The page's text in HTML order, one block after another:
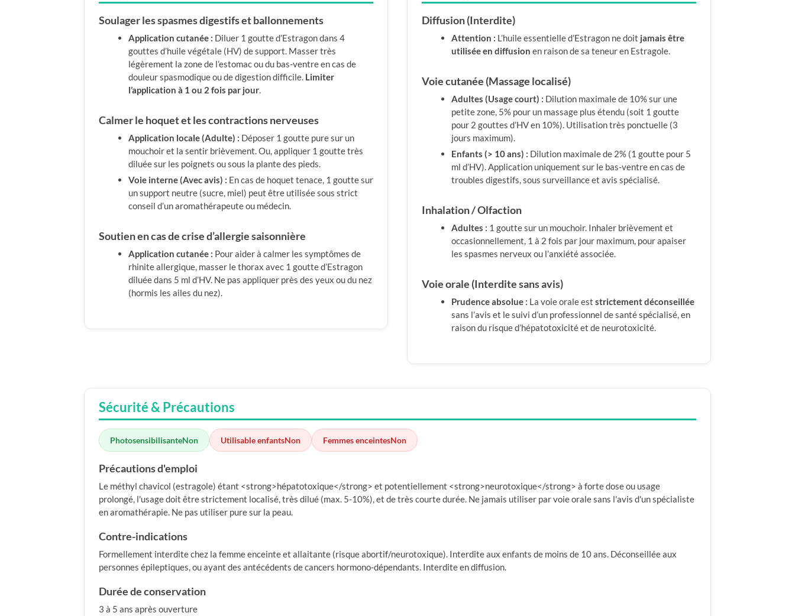
Soulager les spasmes digestifs et ballonnements
Application cutanée : Diluer 1 goutte d’Estragon dans 4
gouttes d’huile végétale (HV) de support. Masser très
légèrement la zone de l’estomac ou du bas-ventre en cas de
douleur spasmodique ou de digestion difficile. Limiter
l’application à 1 ou 2 fois par jour.
Calmer le hoquet et les contractions nerveuses
Application locale (Adulte) : Déposer 1 goutte pure sur un
mouchoir et la sentir brièvement. Ou, appliquer 1 goutte très
diluée sur les poignets ou sous la plante des pieds.
Voie interne (Avec avis) : En cas de hoquet tenace, 1 goutte sur
un support neutre (sucre, miel) peut être utilisée sous strict
conseil d’un aromathérapeute ou médecin.
Soutien en cas de crise d’allergie saisonnière
Application cutanée : Pour aider à calmer les symptômes de
rhinite allergique, masser le thorax avec 1 goutte d’Estragon
diluée dans 5 ml d’HV. Ne pas appliquer près des yeux ou du nez
(hormis les ailes du nez).
Diffusion (Interdite)
Attention : L’huile essentielle d’Estragon ne doit jamais être
utilisée en diffusion en raison de sa teneur en Estragole.
Voie cutanée (Massage localisé)
Adultes (Usage court) : Dilution maximale de 10% sur une
petite zone, 5% pour un massage plus étendu (soit 1 goutte
pour 2 gouttes d’HV en 10%). Utilisation très ponctuelle (3
jours maximum).
Enfants (> 10 ans) : Dilution maximale de 2% (1 goutte pour 5
ml d’HV). Application uniquement sur le bas-ventre en cas de
troubles digestifs, sous surveillance et avis spécialisé.
Inhalation / Olfaction
Adultes : 1 goutte sur un mouchoir. Inhaler brièvement et
occasionnellement, 1 à 2 fois par jour maximum, pour apaiser
les spasmes nerveux ou l’anxiété associée.
Voie orale (Interdite sans avis)
Prudence absolue : La voie orale est strictement déconseillée
sans l’avis et le suivi d’un professionnel de santé spécialisé, en
raison du risque d’hépatotoxicité et de neurotoxicité.
Sécurité & Précautions
PhotosensibilisanteNon Utilisable enfantsNon Femmes enceintesNon
Précautions d'emploi
Le méthyl chavicol (estragole) étant <strong>hépatotoxique</strong> et potentiellement <strong>neurotoxique</strong> à forte dose ou usage
prolongé, l'usage doit être strictement localisé, très dilué (max. 5-10%), et de très courte durée. Ne jamais utiliser par voie orale sans l'avis d'un spécialiste
en aromathérapie. Ne pas utiliser pure sur la peau.
Contre-indications
Formellement interdite chez la femme enceinte et allaitante (risque abortif/neurotoxique). Interdite aux enfants de moins de 10 ans. Déconseillée aux
personnes épileptiques, ou ayant des antécédents de cancers hormono-dépendants. Interdite en diffusion.
Durée de conservation
3 à 5 ans après ouverture